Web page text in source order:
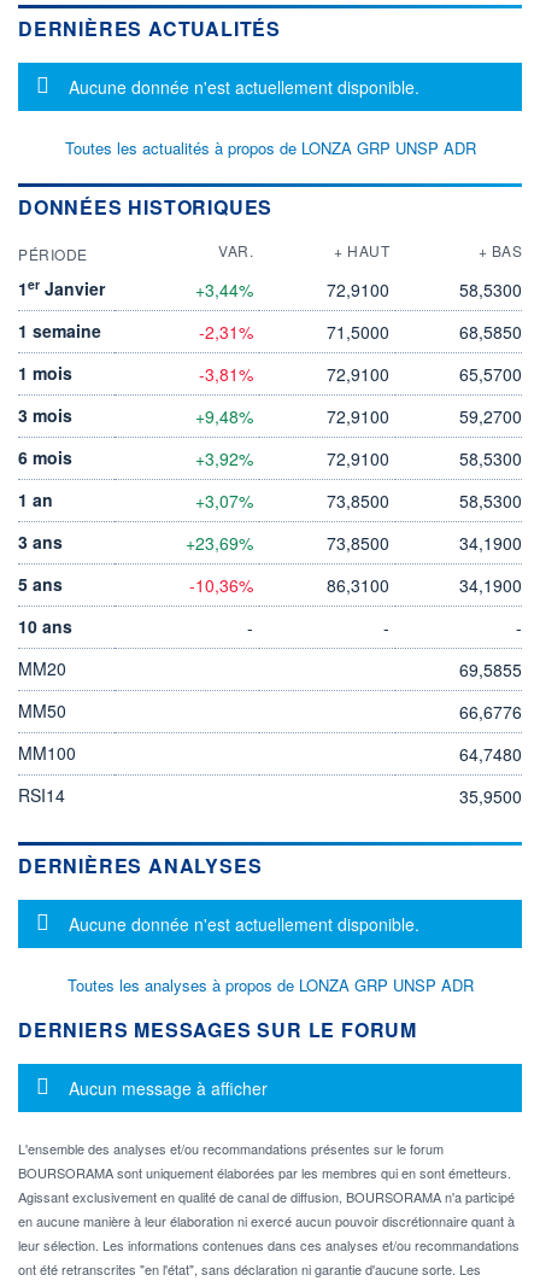
DERNIÈRES ACTUALITÉS
Message d'information
Aucune donnée n'est actuellement disponible.
Toutes les actualités à propos de LONZA GRP UNSP ADR
DONNÉES HISTORIQUES
PÉRIODE VAR. + HAUT + BAS
1er Janvier +3,44% 72,9100
58,5300
1 semaine
-2,31% 71,5000
68,5850
1 mois
-3,81% 72,9100
65,5700
3 mois
+9,48% 72,9100
59,2700
6 mois
+3,92% 72,9100
58,5300
1 an
+3,07% 73,8500
58,5300
3 ans
+23,69% 73,8500
34,1900
5 ans
-10,36% 86,3100
34,1900
10 ans
- -
-
MM20
69,5855
MM50
66,6776
MM100
64,7480
RSI14
35,9500
DERNIÈRES ANALYSES
Message d'information
Aucune donnée n'est actuellement disponible.
Toutes les analyses à propos de LONZA GRP UNSP ADR
DERNIERS MESSAGES SUR LE FORUM
Message d'information
Aucun message à afficher
L'ensemble des analyses et/ou recommandations présentes sur le forum
BOURSORAMA sont uniquement élaborées par les membres qui en sont émetteurs.
Agissant exclusivement en qualité de canal de diffusion, BOURSORAMA n'a participé
en aucune manière à leur élaboration ni exercé aucun pouvoir discrétionnaire quant à
leur sélection. Les informations contenues dans ces analyses et/ou recommandations
ont été retranscrites "en l'état", sans déclaration ni garantie d'aucune sorte. Les